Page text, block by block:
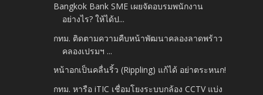
Bangkok Bank SME เผยจัดอบรมพนักงาน
อย่างไร? ให้ได้ป...
กทม. ติดตามความคืบหน้าพัฒนาคลองลาดพร้าว
คลองเปรมฯ ...
หน้าอกเป็นคลื่นริ้ว (Rippling) แก้ได้ อย่าตระหนก!
กทม. หารือ iTIC เชื่อมโยงระบบกล้อง CCTV แบ่ง